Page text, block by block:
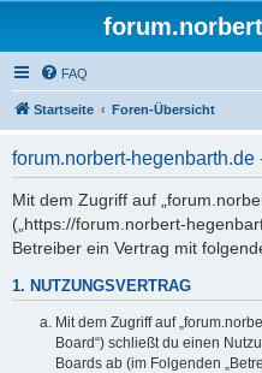
FAQ
Startseite Foren-Übersicht
forum.norbert-
Mit dem Zugriff auf
(„https://forum.norbert-
Betreiber ein Vertrag mit
1. NUTZUNGSVERTRAG
Mit dem Zugriff auf
Board“) schließt du einen
Boards ab (im Folgenden